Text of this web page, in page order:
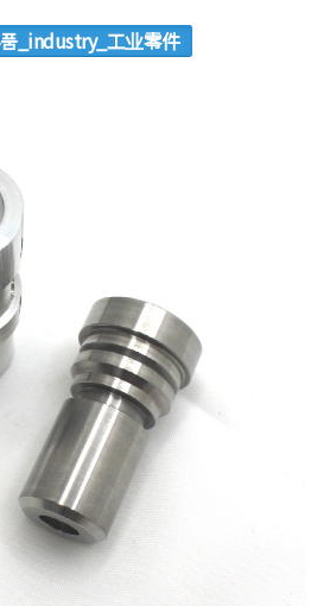
_industry_工业零件